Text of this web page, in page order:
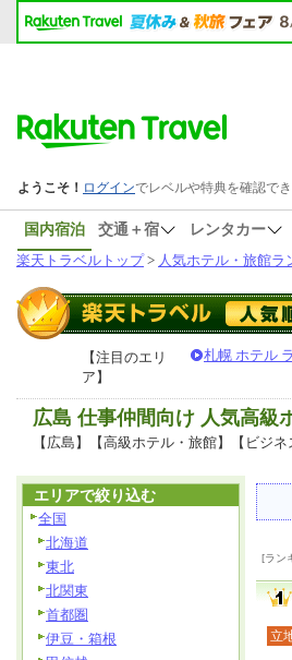
国内宿泊 交通＋宿 レンタカー
楽天トラベルトップ> 人気ホテル・旅館ラ
【注目のエリ
ア】
札幌 ホテル
広島 仕事仲間向け 人気高級
【広島】【高級ホテル・旅館】【ビジ
[ラン
立
エリアで絞り込む
全国
北海道
東北
北関東
首都圏
伊豆・箱根